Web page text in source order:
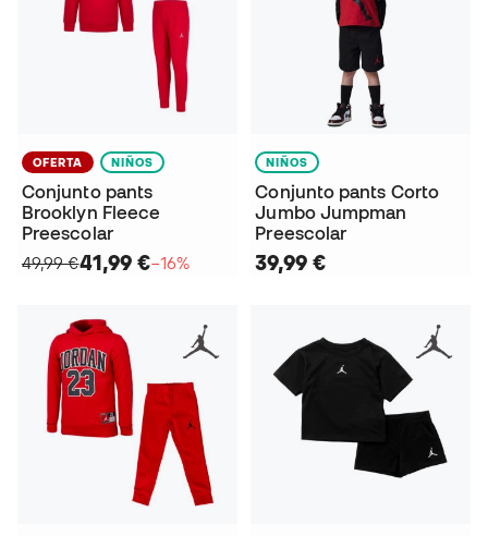
OFERTA NIÑOS
Conjunto pants
Brooklyn Fleece
Preescolar
49,99 €41,99 €−16%
NIÑOS
Conjunto pants Corto
Jumbo Jumpman
Preescolar
39,99 €